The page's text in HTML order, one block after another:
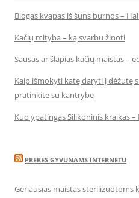
Blogas kvapas iš šuns burnos –
Kačių mityba – ką svarbu žinoti
Sausas ar šlapias kačių maistas –
Kaip išmokyti katę daryti į dėžutę
pratinkite su kantrybe
Kuo ypatingas Silikoninis kraikas
PREKES GYVUNAMS INTERNETU
Geriausias maistas sterilizuotoms